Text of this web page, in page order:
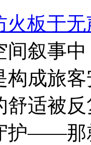
火板于
间叙事
构成旅
舒适被
护——那